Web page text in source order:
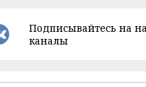
Подписывайтесь на
каналы